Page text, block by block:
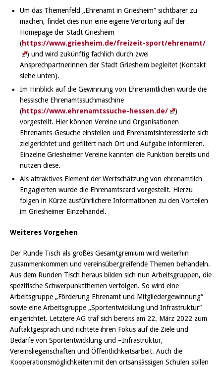
Um das Themenfeld „Ehrenamt in Griesheim“ sichtbarer zu
machen, findet dies nun eine eigene Verortung auf der
Homepage der Stadt Griesheim
(https://www.griesheim.de/freizeit-sport/ehrenamt/
) und wird zukünftig fachlich durch zwei
Ansprechpartnerinnen der Stadt Griesheim begleitet (Kontakt
siehe unten).
Im Hinblick auf die Gewinnung von Ehrenamtlichen wurde die
hessische Ehrenamtssuchmaschine
(https://www.ehrenamtssuche-hessen.de/
)
vorgestellt. Hier können Vereine und Organisationen
Ehrenamts-Gesuche einstellen und Ehrenamtsinteressierte sich
zielgerichtet und gefiltert nach Ort und Aufgabe informieren.
Einzelne Griesheimer Vereine kannten die Funktion bereits und
nutzen diese.
Als attraktives Element der Wertschätzung von ehrenamtlich
Engagierten wurde die Ehrenamtscard vorgestellt. Hierzu
folgen in Kürze ausführlichere Informationen zu den Vorteilen
im Griesheimer Einzelhandel.
Weiteres Vorgehen
Der Runde Tisch als großes Gesamtgremium wird weiterhin
zusammenkommen und vereinsübergreifende Themen behandeln.
Aus dem Runden Tisch heraus bilden sich nun Arbeitsgruppen, die
spezifische Schwerpunktthemen verfolgen. So wird eine
Arbeitsgruppe „Förderung Ehrenamt und Mitgliedergewinnung“
sowie eine Arbeitsgruppe „Sportentwicklung und Infrastruktur“
eingerichtet. Letztere AG traf sich bereits am 22. März 2022 zum
Auftaktgespräch und richtete ihren Fokus auf die Ziele und
Bedarfe von Sportentwicklung und –Infrastruktur,
Vereinsliegenschaften und Öffentlichkeitsarbeit. Auch die
Kooperationsmöglichkeiten mit den ortsansässigen Schulen sollen